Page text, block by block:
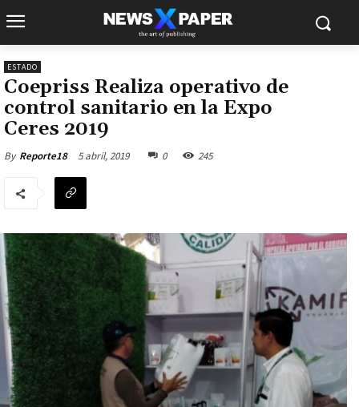
ESTADO
Coepriss Realiza operativo de
control sanitario en la Expo
Ceres 2019
By Reporte18 5 abril, 2019 0 245